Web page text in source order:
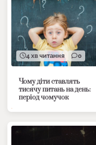
4 хв читання 0
Чому діти ставлять
тисячу питань на день:
період чомучок